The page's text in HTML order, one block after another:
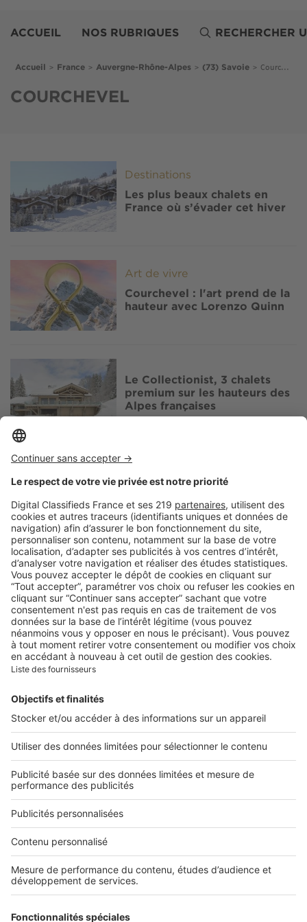
contenu
Demeures
ACCUEIL NOS RUBRIQUES RECHERCHER
Fil d'Ariane
Accueil > France > Auvergne-Rhône-Alpes > (73) Savoie > Courchevel
COURCHEVEL
Destinations
Les plus beaux chalets en
France où s’évader cet hiver
Art de vivre
Courchevel : l'art prend de la
hauteur avec Lorenzo Quinn
Le Collectionist, 3 chalets
premium sur les hauteurs des
Alpes françaises
Image Art de vivre
Courchevel : La Sivolière fête
pistes
Image
Biens d'exception
Chalet d’altitude, la résidence
estivale de luxe à la montagne
Image Art de vivre
Image Biens d'exception
Dans les coulisses du Chalet
Diamond, au cœur du Jardin
Image
Cheval Blanc Courchevel, le
luxe sans concession au